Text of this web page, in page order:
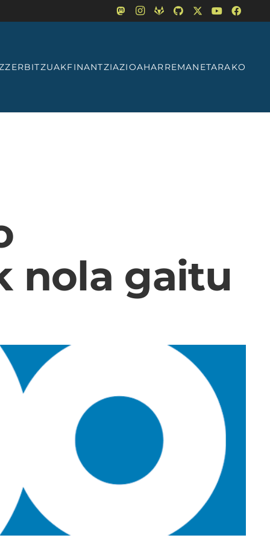
ZERBITZUAKFINANTZIAZIOAHARREMANETARAKO
nola gaitu